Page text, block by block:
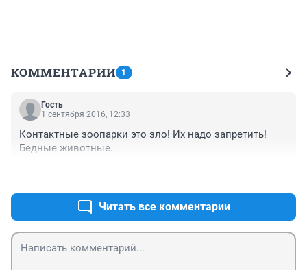
КОММЕНТАРИИ 1
Гость
1 сентября 2016, 12:33
Контактные зоопарки это зло! Их надо запретить!
Бедные животные..
Читать все комментарии